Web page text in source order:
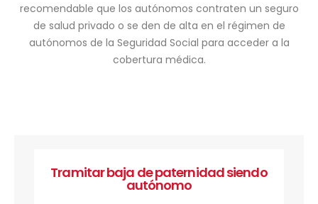
recomendable que los autónomos contraten un seguro
de salud privado o se den de alta en el régimen de
autónomos de la Seguridad Social para acceder a la
cobertura médica.
Tramitar baja de paternidad siendo
autónomo